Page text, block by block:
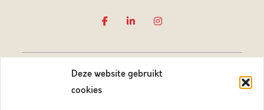
Deze website gebruikt
cookies